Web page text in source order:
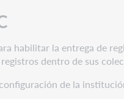
habilitar la entrega de
dentro de sus
de la